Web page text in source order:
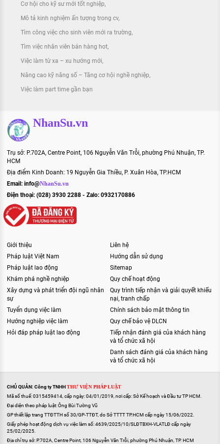
Cơ hội cho kỹ sư mới tốt nghiệp
Mô tả kinh nghiệm ấn tượng trong cv
Tìm công việc cho sinh viên mới ra trường
Tìm việc nhân viên bán hàng hot
Việc làm từ xa – xu hướng mới
Nâng cao kỹ năng số – Tăng cơ hội nghề nghiệp
Việc làm part time gần bạn
NhanSu.vn
Trụ sở: P.702A, Centre Point, 106 Nguyễn Văn Trỗi, phường Phú Nhuận, TP.
HCM
Địa điểm Kinh Doanh: 19 Nguyễn Gia Thiều, P. Xuân Hòa, TP.HCM
Email: info@NhanSu.vn
Điện thoại: (028) 3930 2288 - Zalo: 0932170886
Giới thiệu
Pháp luật Việt Nam
Pháp luật lao động
Khám phá nghề nghiệp
Xây dựng và phát triển đội ngũ nhân
sự
Tuyển dụng việc làm
Hướng nghiệp việc làm
Hỏi đáp pháp luật lao động
Liên hệ
Hướng dẫn sử dụng
Sitemap
Quy chế hoạt động
Quy trình tiếp nhận và giải quyết khiếu
nại, tranh chấp
Chính sách bảo mật thông tin
Quy chế bảo vệ DLCN
Tiếp nhận đánh giá của khách hàng
và tổ chức xã hội
Danh sách đánh giá của khách hàng
và tổ chức xã hội
CHỦ QUẢN: Công ty TNHHTHƯ VIỆN PHÁP LUẬT
Mã số thuế: 0315459414, cấp ngày: 04/01/2019, nơi cấp: Sở Kế hoạch và Đầu tư TP HCM.
Đại diện theo pháp luật: Ông Bùi Tường Vũ
GP thiết lập trang TTĐTTH số 30/GP-TTĐT, do Sở TTTT TP.HCM cấp ngày 15/06/2022.
Giấy phép hoạt động dịch vụ việc làm số: 4639/2025/10/SLĐTBXH-VLATLĐ cấp ngày
25/02/2025.
Địa chỉ trụ sở: P.702A, Centre Point, 106 Nguyễn Văn Trỗi, phường Phú Nhuận, TP. HCM